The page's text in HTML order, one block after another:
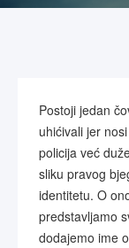
Postoji jedan
uhićivali jer
policija već
sliku pravog
identitetu. O
predstavljamo
dodajemo ime